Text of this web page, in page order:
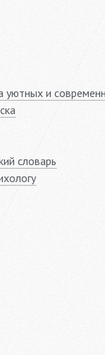
уютных и
словарь